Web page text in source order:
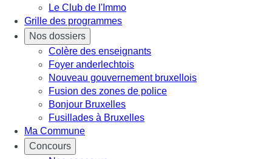
Le Club de l'Immo
Grille des programmes
Nos dossiers
Colère des enseignants
Foyer anderlechtois
Nouveau gouvernement bruxellois
Fusion des zones de police
Bonjour Bruxelles
Fusillades à Bruxelles
Ma Commune
Concours